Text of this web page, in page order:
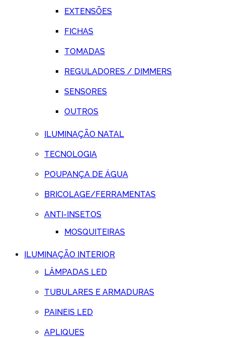
EXTENSÕES
FICHAS
TOMADAS
REGULADORES / DIMMERS
SENSORES
OUTROS
ILUMINAÇÃO NATAL
TECNOLOGIA
POUPANÇA DE ÁGUA
BRICOLAGE/FERRAMENTAS
ANTI-INSETOS
MOSQUITEIRAS
ILUMINAÇÃO INTERIOR
LÂMPADAS LED
TUBULARES E ARMADURAS
PAINEIS LED
APLIQUES